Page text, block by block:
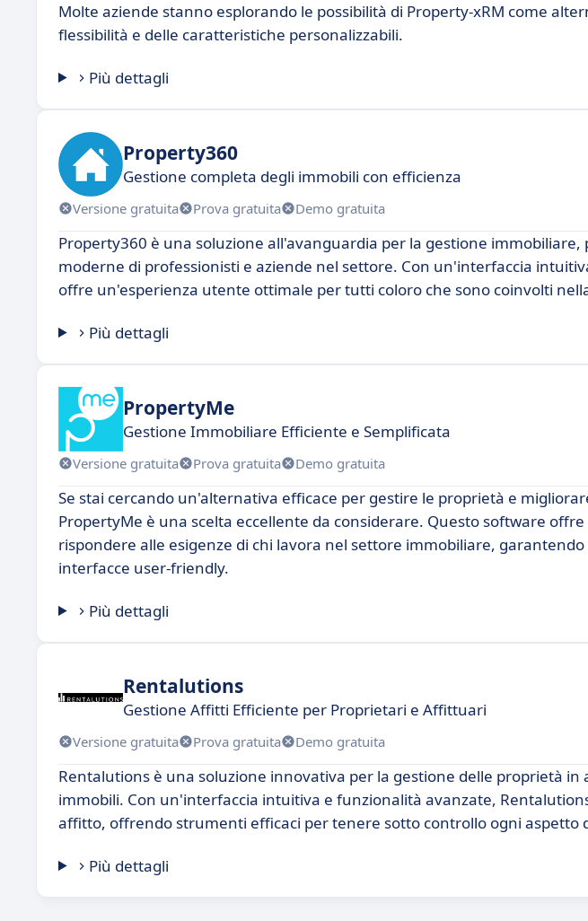
Molte aziende stanno esplorando le possibilità di Property-xRM come
flessibilità e delle caratteristiche personalizzabili.
Più dettagli
Property360
Gestione completa degli immobili con efficienza
Versione gratuita Prova gratuita Demo gratuita
Property360 è una soluzione all'avanguardia per la gestione
moderne di professionisti e aziende nel settore. Con un'interfaccia
offre un'esperienza utente ottimale per tutti coloro che sono coinvolti
Più dettagli
PropertyMe
Gestione Immobiliare Efficiente e Semplificata
Versione gratuita Prova gratuita Demo gratuita
Se stai cercando un'alternativa efficace per gestire le proprietà e
PropertyMe è una scelta eccellente da considerare. Questo software
rispondere alle esigenze di chi lavora nel settore immobiliare,
interfacce user-friendly.
Più dettagli
Rentalutions
Gestione Affitti Efficiente per Proprietari e Affittuari
Versione gratuita Prova gratuita Demo gratuita
Rentalutions è una soluzione innovativa per la gestione delle proprietà
immobili. Con un'interfaccia intuitiva e funzionalità avanzate,
affitto, offrendo strumenti efficaci per tenere sotto controllo ogni aspetto
Più dettagli